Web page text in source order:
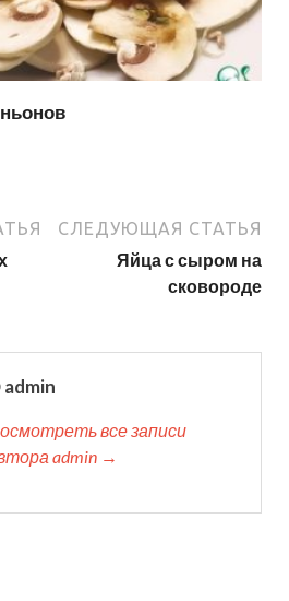
СЛЕДУЮЩАЯ СТАТЬЯ
Яйца с сыром на
сковороде
все записи
admin →